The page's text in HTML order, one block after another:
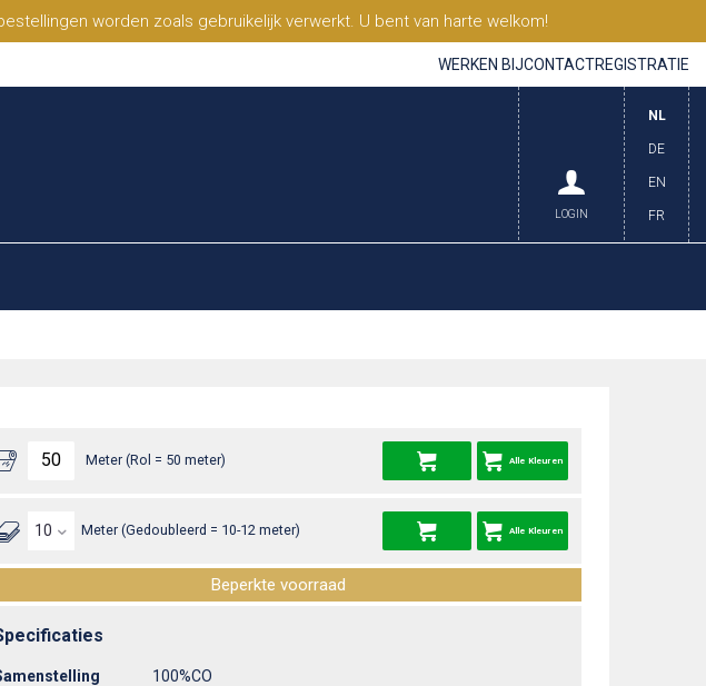
worden zoals gebruikelijk verwerkt. U bent van harte welkom!
WERKEN BIJCONTACTREGISTRATIE
NL
DE
EN
FR
LOGIN
Meter (Rol = 50 meter) Alle Kleuren
Meter (Gedoubleerd = 10-12 meter) Alle Kleuren
Beperkte voorraad
100%CO